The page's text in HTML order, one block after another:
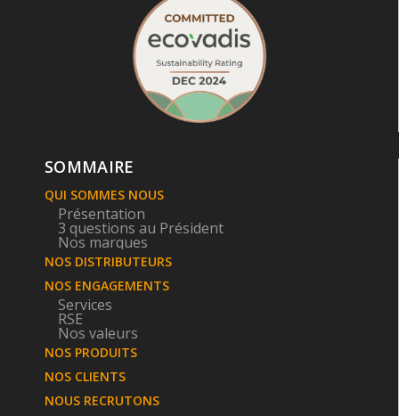
SOMMAIRE
QUI SOMMES NOUS
Présentation
3 questions au Président
Nos marques
NOS DISTRIBUTEURS
NOS ENGAGEMENTS
Services
RSE
Nos valeurs
NOS PRODUITS
NOS CLIENTS
NOUS RECRUTONS